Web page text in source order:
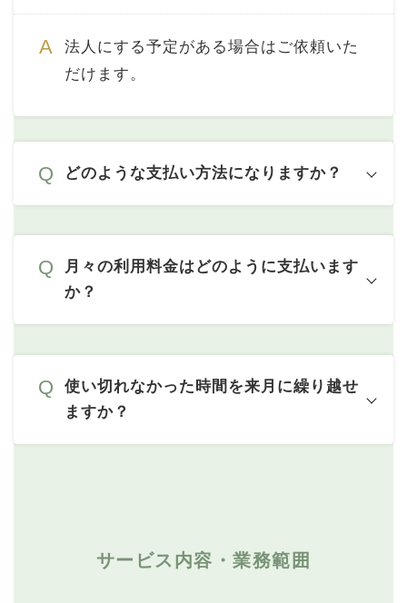
法人にする予定がある場合はご依頼いた
だけます。
どのような支払い方法になりますか？
月々の利用料金はどのように支払います
か？
使い切れなかった時間を来月に繰り越せ
ますか？
サービス内容・業務範囲